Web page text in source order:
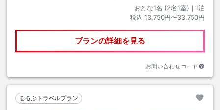
おとな1名 (2名1室)｜ 1泊
税込 13,750円〜33,750円
プランの詳細を見る
お問い合わせコード
るるぶトラベルプラン